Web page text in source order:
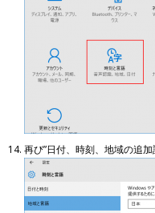
再び”日付、時刻、地域の追